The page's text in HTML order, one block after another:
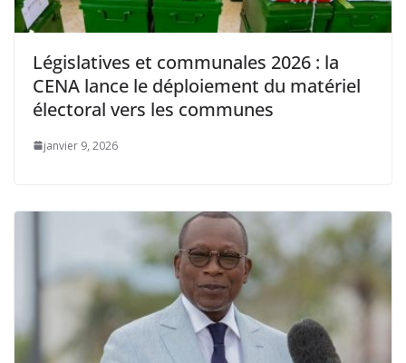
Législatives et communales 2026 : la
CENA lance le déploiement du matériel
électoral vers les communes
janvier 9, 2026